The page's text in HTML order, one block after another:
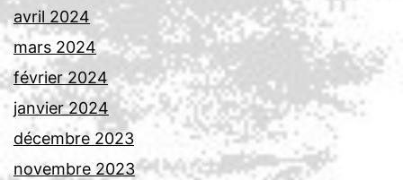
avril 2024
mars 2024
février 2024
janvier 2024
décembre 2023
novembre 2023